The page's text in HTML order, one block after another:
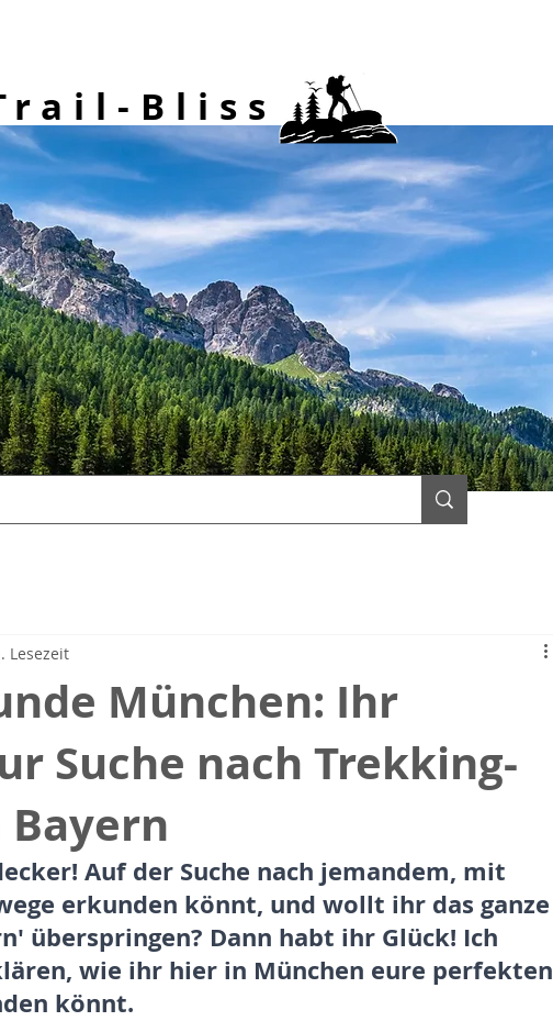
Bliss
München: Ihr
Suche nach Trekking-
Lesezeit
Auf der Suche nach jemandem, mit
erkunden könnt, und wollt ihr das ganze
überspringen? Dann habt ihr Glück! Ich
wie ihr hier in München eure perfekten
könnt.